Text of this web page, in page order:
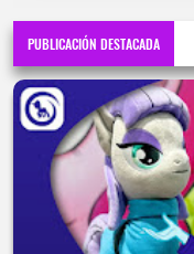
PUBLICACIÓN DESTACADA